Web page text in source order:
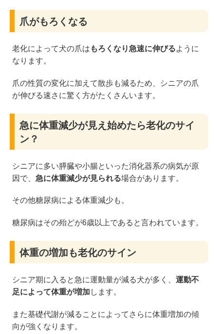
爪がもろくなる
老化によって犬の爪は もろくなり急速に伸びるように
なります。
爪の性質の変化に加えて散歩も減るため、シニアの爪
が伸びる速さに驚く方がたくさんいます。
急に体重減少が見え始めたら老化のサイ
ン？
シニアに多い膵臓や小腸といった消化器系の病気が原
因で、 急に体重減少が見られる場合があります。
その他糖尿病による体重減少も。
糖尿病はその殆どが6歳以上であると言われています。
体重の増加も老化のサイン
シニア期に入ると急に運動量が減る犬が多く、 運動不
足によって体重が増加 します。
また基礎代謝が減ることによってさらに体重増加の傾
向が強くなります。